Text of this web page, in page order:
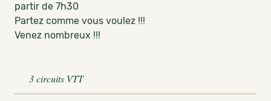
partir de 7h30
Partez comme vous voulez !!!
Venez nombreux !!!
3 circuits VTT